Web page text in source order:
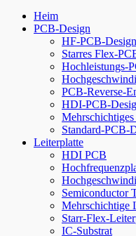
Heim
PCB-Design
HF-PCB-Design
Starres Flex-
Hochleistungs-
PCB-Reverse-
HDI-PCB-
Standard-PCB-
Leiterplatte
HDI PCB
Semiconductor
Mehrschichtige
Starr-Flex-
IC-Substrat